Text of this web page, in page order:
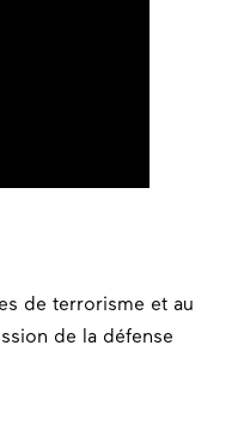
de terrorisme et au
de la défense